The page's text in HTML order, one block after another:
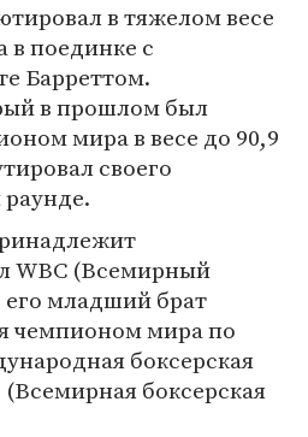
в тяжелом весе
в поединке с
Барреттом.
в прошлом был
мира в весе до 90,9
своего
WBC (Всемирный
его младший брат
чемпионом мира по
боксерская
боксерская